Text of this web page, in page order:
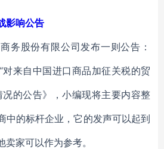
影响公告
务股份有限公司发布一则公告：
对来自中国进口商品加征关税的贸
的公告》，小编现将主要内容整
中的标杆企业，它的发声可以起到
家可以作为参考。